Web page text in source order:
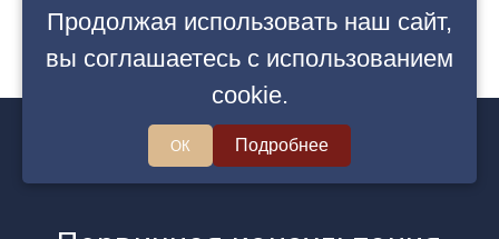
Продолжая использовать наш сайт,
вы соглашаетесь с использованием
cookie.
ОК Подробнее